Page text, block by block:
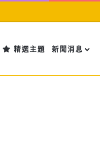
精選主題 新聞消息